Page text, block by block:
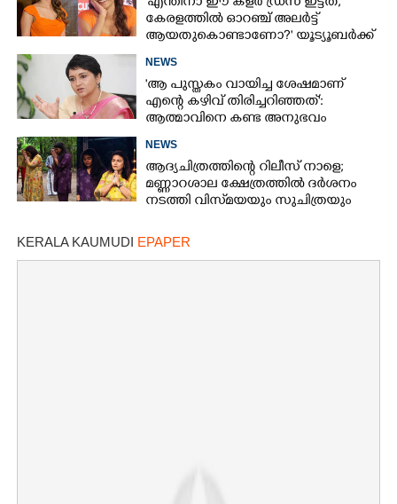
കേരളത്തിൽ ഓറഞ്ച് അല‌ർട്ട്
ആയതുകൊണ്ടാണോ?' യൂട്യൂബർക്ക്
NEWS
'ആ പുസ്തകം വായിച്ച ശേഷമാണ്
എന്റെ കഴിവ് തിരിച്ചറിഞ്ഞത്':
ആത്മാവിനെ കണ്ട അനുഭവം
NEWS
ആദ്യചിത്രത്തിന്റെ റിലീസ് നാളെ;
മണ്ണാറശാല ക്ഷേത്രത്തിൽ ദർശനം
നടത്തി വിസ്‌മയയും സുചിത്രയും
KERALA KAUMUDI EPAPER